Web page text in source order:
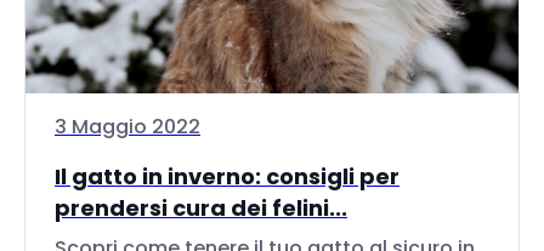
3 Maggio 2022
Il gatto in inverno: consigli per
prendersi cura dei felini...